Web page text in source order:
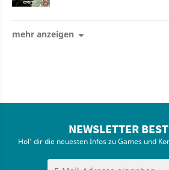
mehr anzeigen
NEWSLETTER
Hol' dir die neuesten Infos zu Games und